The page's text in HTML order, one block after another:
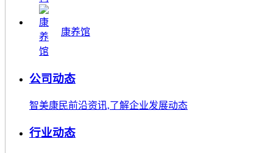
康养馆
公司动态
智美康民前沿资讯,了解企业发展动态
行业动态